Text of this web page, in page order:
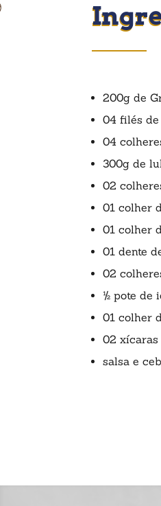
200g de
04 filés
04
300g de
02
01 colher
01 colher
01 dente
02
½ pote de
01 colher
02
salsa e